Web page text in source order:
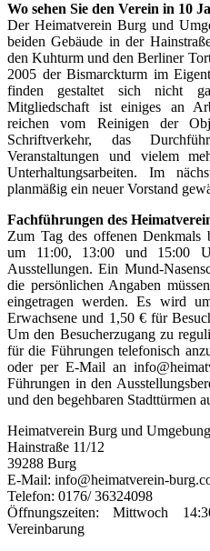
Wo sehen Sie den Verein in 10
Der Heimatverein Burg und
beiden Gebäude in der
den Kuhturm und den Berliner
2005 der Bismarckturm im
finden gestaltet sich nicht
Mitgliedschaft ist einiges an
reichen vom Reinigen der
Schriftverkehr, das
Veranstaltungen und vielem
Unterhaltungsarbeiten. Im
planmäßig ein neuer Vorstand
Fachführungen des
Zum Tag des offenen Denkmals
um 11:00, 13:00 und 15:00
Ausstellungen. Ein Mund-
die persönlichen Angaben
eingetragen werden. Es wird
Erwachsene und 1,50 € für
Um den Besucherzugang zu
für die Führungen telefonisch
oder per E-Mail an
Führungen in den
und den begehbaren Stadttürmen
Heimatverein Burg und
Hainstraße 11/12
39288 Burg
E-Mail: info@heimatverein-
Telefon: 0176/ 36324098
Öffnungszeiten: Mittwoch
Vereinbarung